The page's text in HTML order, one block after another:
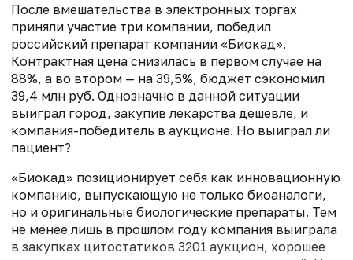
После вмешательства в электронных торгах
приняли участие три компании, победил
российский препарат компании «Биокад».
Контрактная цена снизилась в первом случае на
88%, а во втором — на 39,5%, бюджет сэкономил
39,4 млн руб. Однозначно в данной ситуации
выиграл город, закупив лекарства дешевле, и
компания-победитель в аукционе. Но выиграл ли
пациент?
«Биокад» позиционирует себя как инновационную
компанию, выпускающую не только биоаналоги,
но и оригинальные биологические препараты. Тем
не менее лишь в прошлом году компания выиграла
в закупках цитостатиков 3201 аукцион, хорошее